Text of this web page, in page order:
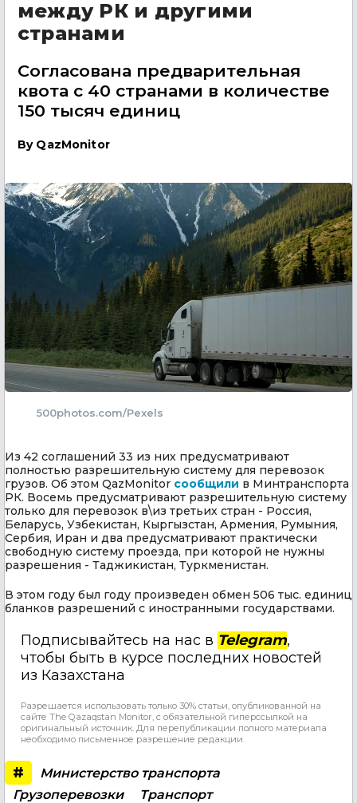
между РК и другими
странами
Согласована предварительная
квота с 40 странами в количестве
150 тысяч единиц
By QazMonitor
500photos.com/Pexels
Из 42 соглашений 33 из них предусматривают
полностью разрешительную систему для перевозок
грузов. Об этом QazMonitor сообщили в Минтранспорта
РК. Восемь предусматривают разрешительную систему
только для перевозок в\из третьих стран - Россия,
Беларусь, Узбекистан, Кыргызстан, Армения, Румыния,
Сербия, Иран и два предусматривают практически
свободную систему проезда, при которой не нужны
разрешения - Таджикистан, Туркменистан.
В этом году был году произведен обмен 506 тыс. единиц
бланков разрешений с иностранными государствами.
Подписывайтесь на нас в Telegram,
чтобы быть в курсе последних новостей
из Казахстана
Разрешается использовать только 30% статьи, опубликованной на
сайте The Qazaqstan Monitor, с обязательной гиперссылкой на
оригинальный источник. Для перепубликации полного материала
необходимо письменное разрешение редакции.
#
Министерство транспорта
Грузоперевозки
Транспорт